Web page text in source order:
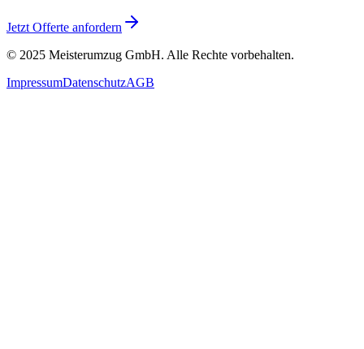
Jetzt Offerte anfordern
© 2025 Meisterumzug GmbH. Alle Rechte vorbehalten.
ImpressumDatenschutzAGB